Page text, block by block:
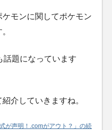
モンに関してポケモン
話題になっています
介していきますね。
が声明！.comがアウト？」の続